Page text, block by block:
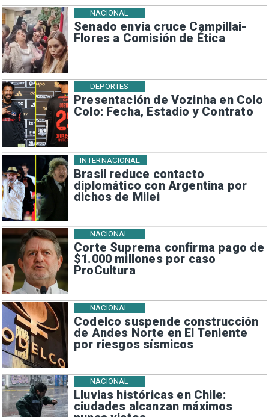
Senado envía cruce Campillai-
Flores a Comisión de Ética
NACIONAL
Presentación de Vozinha en Colo
Colo: Fecha, Estadio y Contrato
DEPORTES
Brasil reduce contacto
diplomático con Argentina por
dichos de Milei
INTERNACIONAL
Corte Suprema confirma pago de
$1.000 millones por caso
ProCultura
NACIONAL
Codelco suspende construcción
de Andes Norte en El Teniente
por riesgos sísmicos
NACIONAL
Lluvias históricas en Chile:
ciudades alcanzan máximos
NACIONAL